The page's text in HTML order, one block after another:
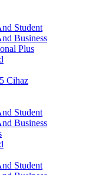
Student
Business
Plus
Cihaz
Student
Business
Student